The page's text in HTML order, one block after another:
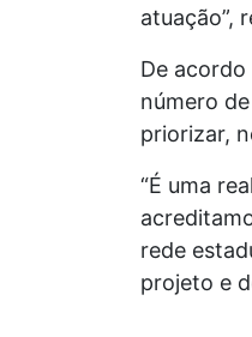
atuação”,
De acordo
número
priorizar,
“É uma
rede
projeto e